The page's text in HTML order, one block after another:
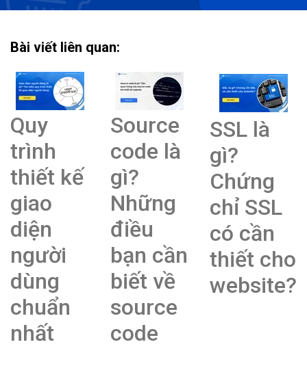
Bài viết liên quan:
Quy
trình
thiết kế
giao
diện
người
dùng
chuẩn
nhất
Source
code là
gì?
Những
điều
bạn cần
biết về
source
code
SSL là
gì?
Chứng
chỉ SSL
có cần
thiết cho
website?